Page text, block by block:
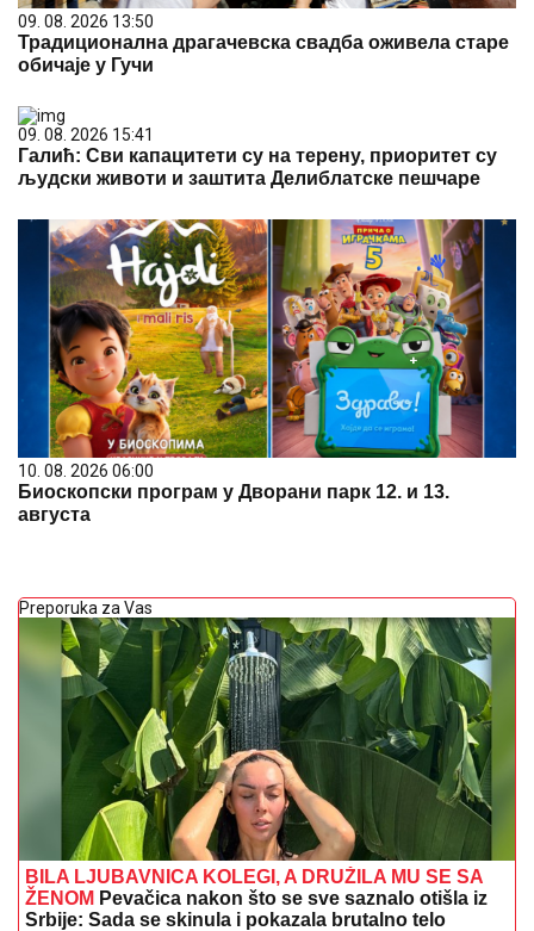
09. 08. 2026 13:50
Традиционална драгачевска свадба оживела старе
обичаје у Гучи
09. 08. 2026 15:41
Галић: Сви капацитети су на терену, приоритет су
људски животи и заштита Делиблатске пешчаре
10. 08. 2026 06:00
Биоскопски програм у Дворани парк 12. и 13.
августа
Preporuka za Vas
BILA LJUBAVNICA KOLEGI, A DRUŽILA MU SE SA
ŽENOM Pevačica nakon što se sve saznalo otišla iz
Srbije: Sada se skinula i pokazala brutalno telo